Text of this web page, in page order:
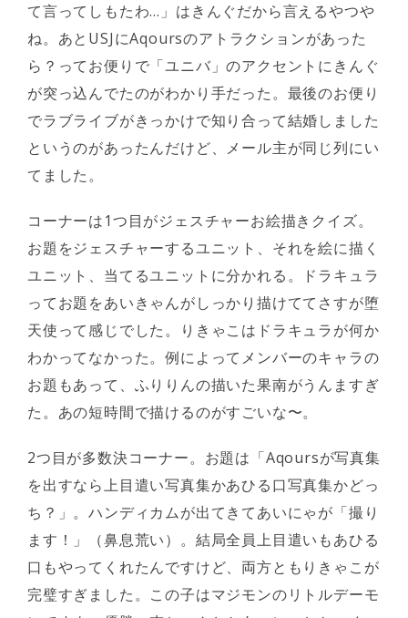
て言ってしもたわ…」はきんぐだから言えるやつや
ね。あとUSJにAqoursのアトラクションがあった
ら？ってお便りで「ユニバ」のアクセントにきんぐ
が突っ込んでたのがわかり手だった。最後のお便り
でラブライブがきっかけで知り合って結婚しました
というのがあったんだけど、メール主が同じ列にい
てました。
コーナーは1つ目がジェスチャーお絵描きクイズ。
お題をジェスチャーするユニット、それを絵に描く
ユニット、当てるユニットに分かれる。ドラキュラ
ってお題をあいきゃんがしっかり描けててさすが堕
天使って感じでした。りきゃこはドラキュラが何か
わかってなかった。例によってメンバーのキャラの
お題もあって、ふりりんの描いた果南がうんますぎ
た。あの短時間で描けるのがすごいな〜。
2つ目が多数決コーナー。お題は「Aqoursが写真集
を出すなら上目遣い写真集かあひる口写真集かどっ
ち？」。ハンディカムが出てきてあいにゃが「撮り
ます！」（鼻息荒い）。結局全員上目遣いもあひる
口もやってくれたんですけど、両方ともりきゃこが
完璧すぎました。この子はマジモンのリトルデーモ